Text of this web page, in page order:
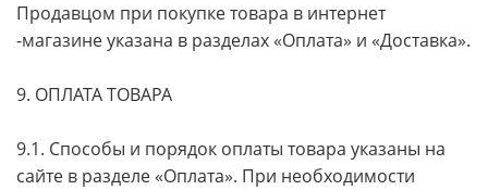
Продавцом при покупке товара в интернет
-магазине указана в разделах «Оплата» и «Доставка».
9. ОПЛАТА ТОВАРА
9.1. Способы и порядок оплаты товара указаны на
сайте в разделе «Оплата». При необходимости